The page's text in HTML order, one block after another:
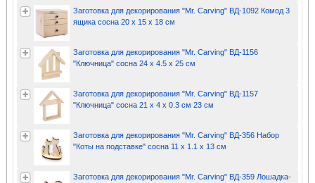
Заготовка для декорирования "Mr. Carving" ВД-1092 Комод 3
ящика сосна 20 х 15 х 18 см
Заготовка для декорирования "Mr. Carving" ВД-1156
"Ключница" сосна 24 х 4.5 х 25 см
Заготовка для декорирования "Mr. Carving" ВД-1157
"Ключница" сосна 21 х 4 х 0.3 см 23 см
Заготовка для декорирования "Mr. Carving" ВД-356 Набор
"Коты на подставке" сосна 11 х 1.1 х 13 см
Заготовка для декорирования "Mr. Carving" ВД-359 Лошадка-